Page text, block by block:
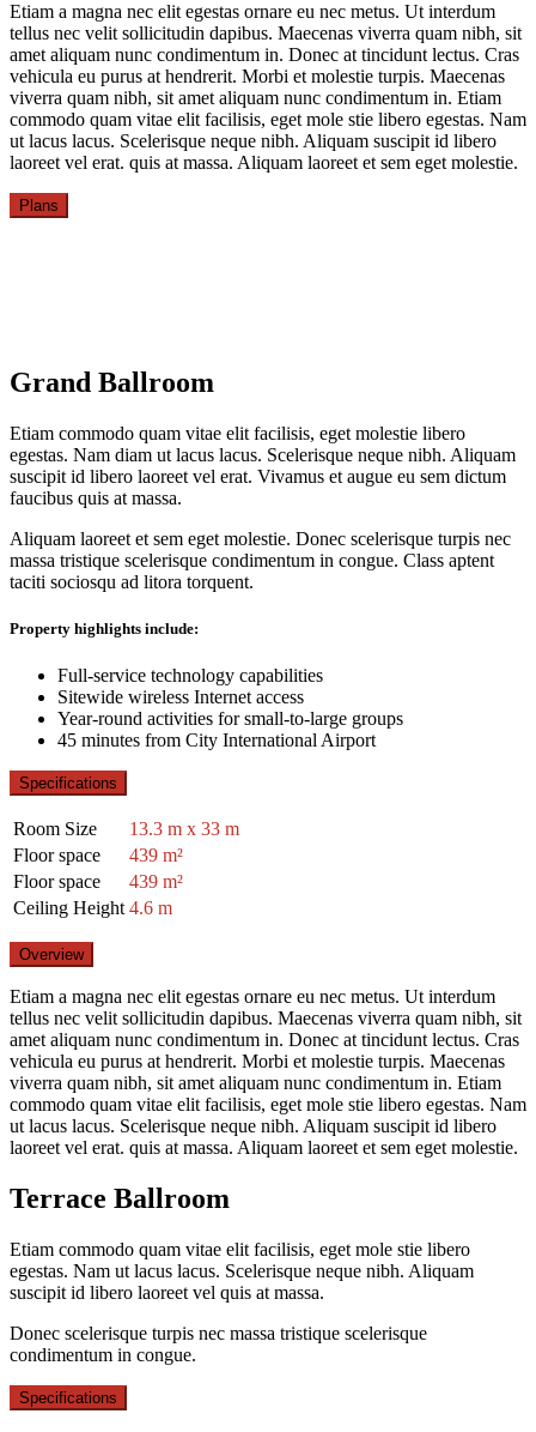
Etiam a magna nec elit egestas ornare eu nec metus. Ut interdum
tellus nec velit sollicitudin dapibus. Maecenas viverra quam nibh, sit
amet aliquam nunc condimentum in. Donec at tincidunt lectus. Cras
vehicula eu purus at hendrerit. Morbi et molestie turpis. Maecenas
viverra quam nibh, sit amet aliquam nunc condimentum in. Etiam
commodo quam vitae elit facilisis, eget mole stie libero egestas. Nam
ut lacus lacus. Scelerisque neque nibh. Aliquam suscipit id libero
laoreet vel erat. quis at massa. Aliquam laoreet et sem eget molestie.
Plans
Grand Ballroom
Etiam commodo quam vitae elit facilisis, eget molestie libero
egestas. Nam diam ut lacus lacus. Scelerisque neque nibh. Aliquam
suscipit id libero laoreet vel erat. Vivamus et augue eu sem dictum
faucibus quis at massa.
Aliquam laoreet et sem eget molestie. Donec scelerisque turpis nec
massa tristique scelerisque condimentum in congue. Class aptent
taciti sociosqu ad litora torquent.
Property highlights include:
Full-service technology capabilities
Sitewide wireless Internet access
Year-round activities for small-to-large groups
45 minutes from City International Airport
Specifications
Room Size
13.3 m x 33 m
Floor space
439 m²
Floor space
439 m²
Ceiling Height 4.6 m
Overview
Etiam a magna nec elit egestas ornare eu nec metus. Ut interdum
tellus nec velit sollicitudin dapibus. Maecenas viverra quam nibh, sit
amet aliquam nunc condimentum in. Donec at tincidunt lectus. Cras
vehicula eu purus at hendrerit. Morbi et molestie turpis. Maecenas
viverra quam nibh, sit amet aliquam nunc condimentum in. Etiam
commodo quam vitae elit facilisis, eget mole stie libero egestas. Nam
ut lacus lacus. Scelerisque neque nibh. Aliquam suscipit id libero
laoreet vel erat. quis at massa. Aliquam laoreet et sem eget molestie.
Terrace Ballroom
Etiam commodo quam vitae elit facilisis, eget mole stie libero
egestas. Nam ut lacus lacus. Scelerisque neque nibh. Aliquam
suscipit id libero laoreet vel quis at massa.
Donec scelerisque turpis nec massa tristique scelerisque
condimentum in congue.
Specifications